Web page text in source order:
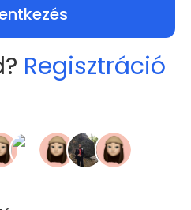
Regisztráció